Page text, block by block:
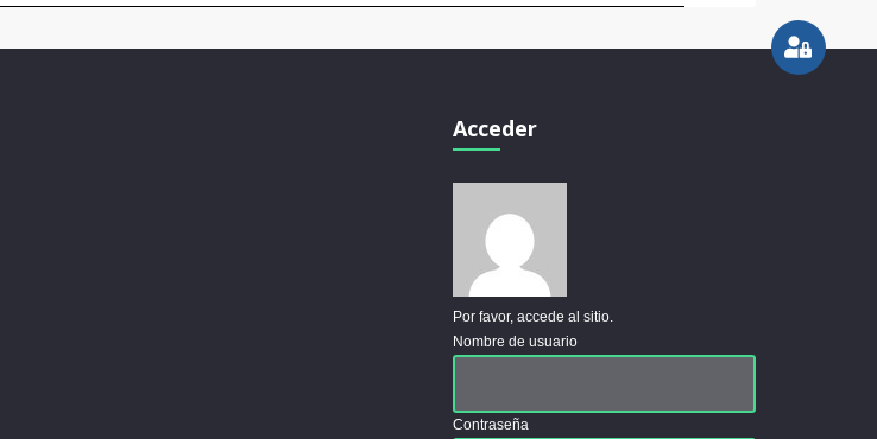
Acceder
Por favor, accede al sitio.
Nombre de usuario
Contraseña